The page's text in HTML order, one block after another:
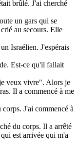
brûlé. J'ai cherché
un gars qui se
au secours. Elle
Israélien. J'espérais
Est-ce qu'il fallait
veux vivre". Alors je
Il a commencé à me
J'ai commencé à
du corps. Il a arrêté
est arrivée qui m'a